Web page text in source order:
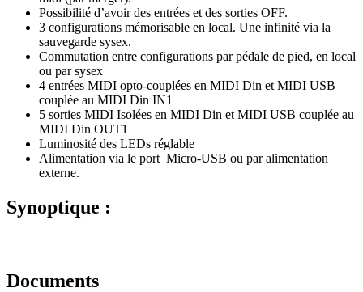
Possibilité d’avoir des entrées et des sorties OFF.
3 configurations mémorisable en local. Une infinité via la
sauvegarde sysex.
Commutation entre configurations par pédale de pied, en local
ou par sysex
4 entrées MIDI opto-couplées en MIDI Din et MIDI USB
couplée au MIDI Din IN1
5 sorties MIDI Isolées en MIDI Din et MIDI USB couplée au
MIDI Din OUT1
Luminosité des LEDs réglable
Alimentation via le port Micro-USB ou par alimentation
externe.
Synoptique :
Documents